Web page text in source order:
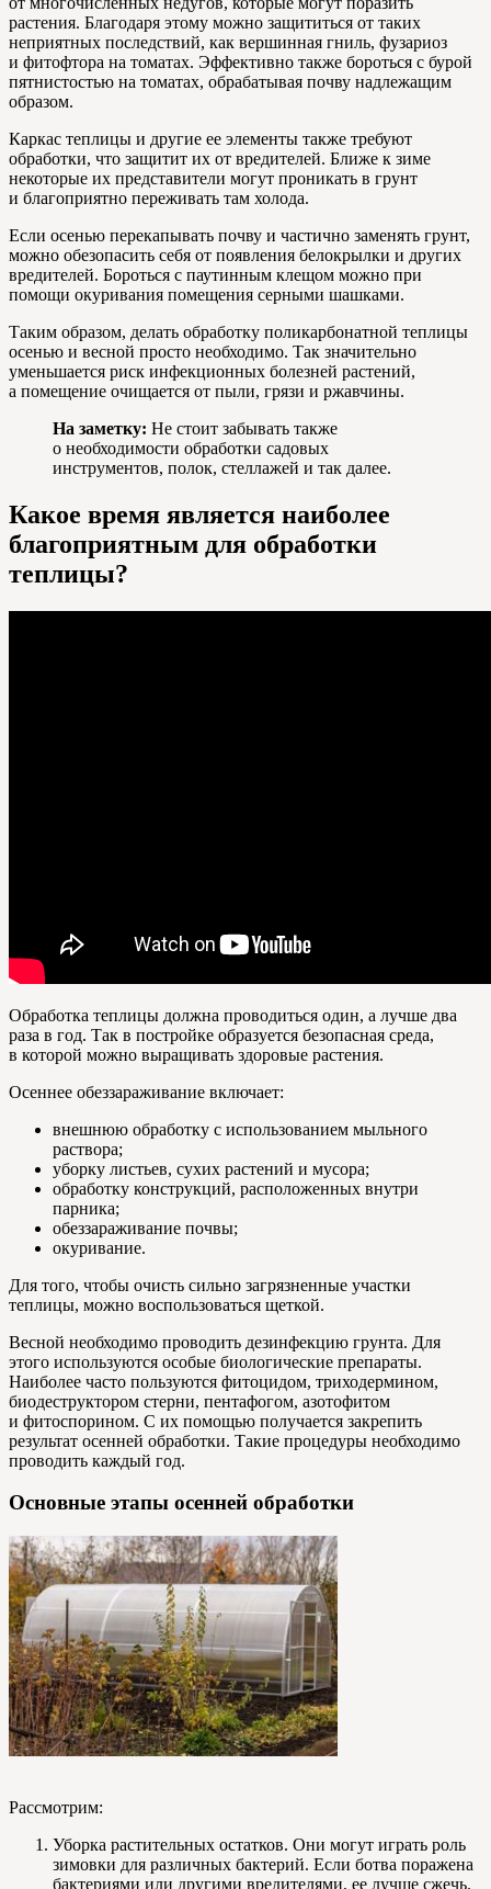
растения. Благодаря этому можно защититься от таких
неприятных последствий, как вершинная гниль, фузариоз
и фитофтора на томатах. Эффективно также бороться с бурой
пятнистостью на томатах, обрабатывая почву надлежащим
образом.
Каркас теплицы и другие ее элементы также требуют
обработки, что защитит их от вредителей. Ближе к зиме
некоторые их представители могут проникать в грунт
и благоприятно переживать там холода.
Если осенью перекапывать почву и частично заменять грунт,
можно обезопасить себя от появления белокрылки и других
вредителей. Бороться с паутинным клещом можно при
помощи окуривания помещения серными шашками.
Таким образом, делать обработку поликарбонатной теплицы
осенью и весной просто необходимо. Так значительно
уменьшается риск инфекционных болезней растений,
а помещение очищается от пыли, грязи и ржавчины.
На заметку: Не стоит забывать также
о необходимости обработки садовых
инструментов, полок, стеллажей и так далее.
Какое время является наиболее
благоприятным для обработки
теплицы?
Обработка теплицы должна проводиться один, а лучше два
раза в год. Так в постройке образуется безопасная среда,
в которой можно выращивать здоровые растения.
Осеннее обеззараживание включает:
внешнюю обработку с использованием мыльного
раствора;
уборку листьев, сухих растений и мусора;
обработку конструкций, расположенных внутри
парника;
обеззараживание почвы;
окуривание.
Для того, чтобы очисть сильно загрязненные участки
теплицы, можно воспользоваться щеткой.
Весной необходимо проводить дезинфекцию грунта. Для
этого используются особые биологические препараты.
Наиболее часто пользуются фитоцидом, триходермином,
биодеструктором стерни, пентафогом, азотофитом
и фитоспорином. С их помощью получается закрепить
результат осенней обработки. Такие процедуры необходимо
проводить каждый год.
Основные этапы осенней обработки
Рассмотрим:
Уборка растительных остатков. Они могут играть роль
зимовки для различных бактерий. Если ботва поражена
бактериями или другими вредителями, ее лучше сжечь.